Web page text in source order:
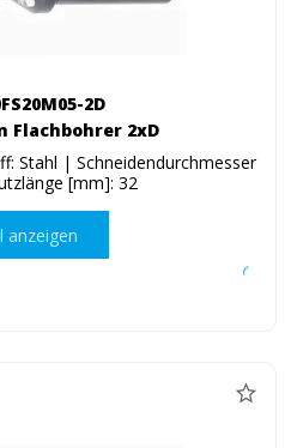
2D
Flachbohrer 2xD
Stahl | Schneidendurchmesser
[mm]: 32
anzeigen